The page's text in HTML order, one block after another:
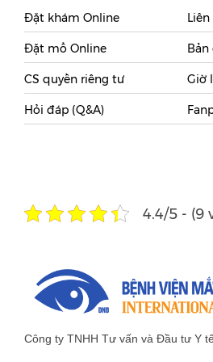
Đặt khám Online
Đặt mổ Online
CS quyền riêng tư
Hỏi đáp (Q&A)
Liên
Bản
Giờ
4.4/5 - (9
Công ty TNHH Tư vấn và Đầu tư Y